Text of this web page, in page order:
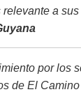
a
por los
de El